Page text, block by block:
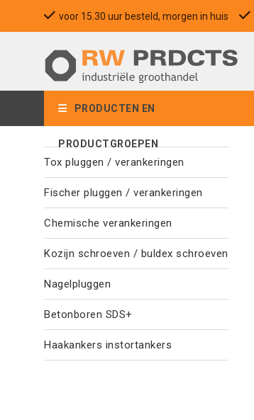
voor 15.30 uur besteld, morgen in huis
PRODUCTEN EN
PRODUCTGROEPEN
Tox pluggen / verankeringen
Fischer pluggen / verankeringen
Chemische verankeringen
Kozijn schroeven / buldex schroeven
Nagelpluggen
Betonboren SDS+
Haakankers instortankers